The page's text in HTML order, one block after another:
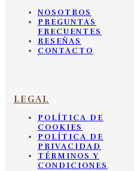
NOSOTROS
PREGUNTAS
FRECUENTES
RESEÑAS
CONTACTO
LEGAL
POLÍTICA DE
COOKIES
POLÍTICA DE
PRIVACIDAD
TÉRMINOS Y
CONDICIONES